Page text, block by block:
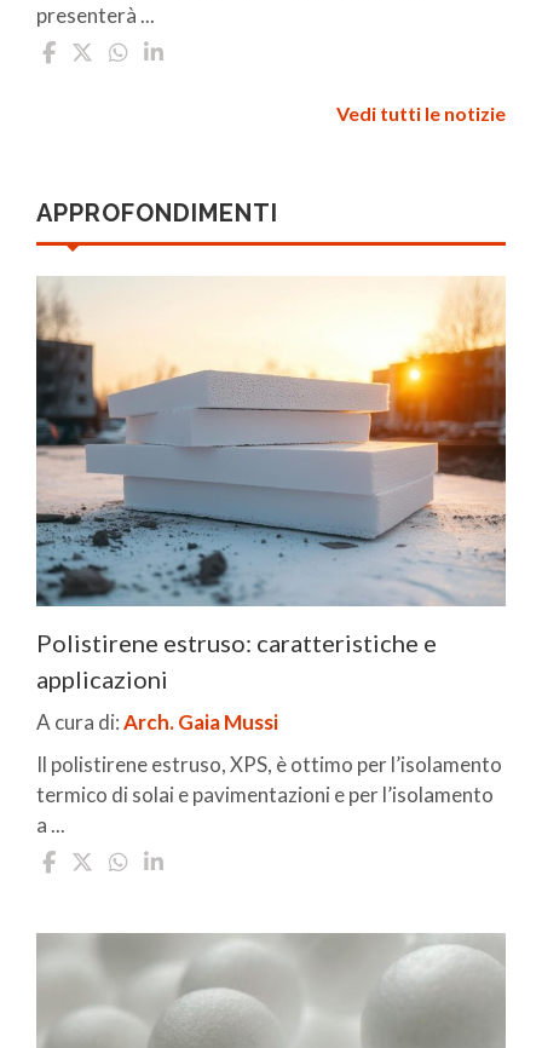
presenterà ...
Vedi tutti le notizie
APPROFONDIMENTI
Polistirene estruso: caratteristiche e
applicazioni
A cura di:Arch. Gaia Mussi
Il polistirene estruso, XPS, è ottimo per l’isolamento
termico di solai e pavimentazioni e per l’isolamento
a ...